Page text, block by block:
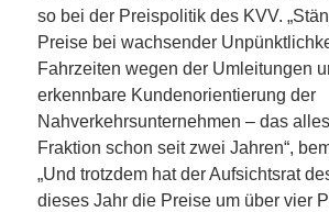
so bei der Preispolitik des KVV.
Preise bei wachsender
Fahrzeiten wegen der Umleitungen
erkennbare Kundenorientierung der
Nahverkehrsunternehmen – das
Fraktion schon seit zwei Jahren“,
„Und trotzdem hat der Aufsichtsrat
dieses Jahr die Preise um über vier